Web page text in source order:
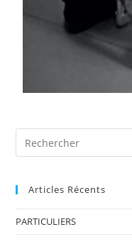
Articles Récents
PARTICULIERS